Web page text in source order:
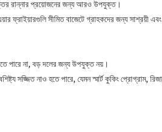
রান্নার প্রয়োজনের জন্য আরও উপযুক্ত।
ফ্রাইয়ারগুলি সীমিত বাজেটে গ্রাহকদের জন্য সাশ্রয়ী
পারে না, বড় দলের জন্য উপযুক্ত নয়।
সজ্জিত নাও হতে পারে, যেমন স্মার্ট কুকিং প্রোগ্রাম,